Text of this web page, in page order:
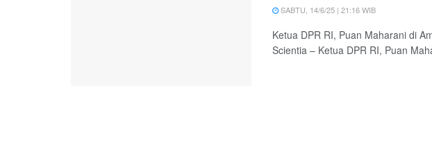
SABTU, 14/6/25 | 21:16 WIB
Ketua DPR RI, Puan Maharani di
Scientia – Ketua DPR RI, Puan